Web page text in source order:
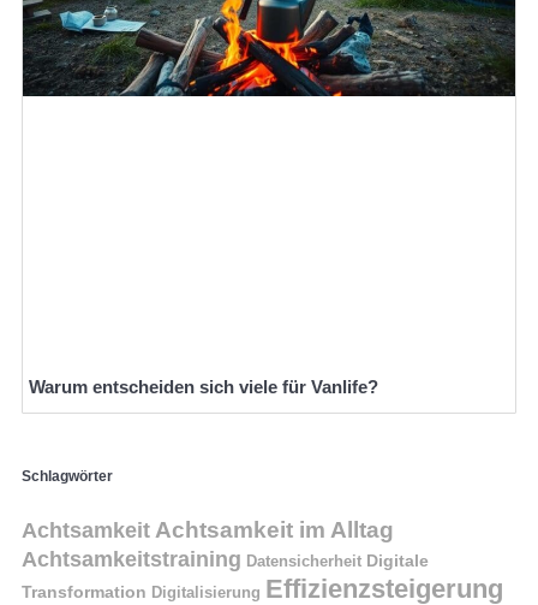
Warum entscheiden sich viele für Vanlife?
Schlagwörter
Achtsamkeit Achtsamkeit im Alltag
Achtsamkeitstraining Datensicherheit Digitale
Transformation Digitalisierung Effizienzsteigerung